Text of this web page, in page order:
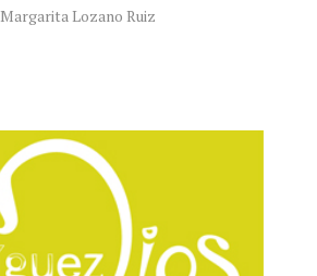
Margarita Lozano Ruiz